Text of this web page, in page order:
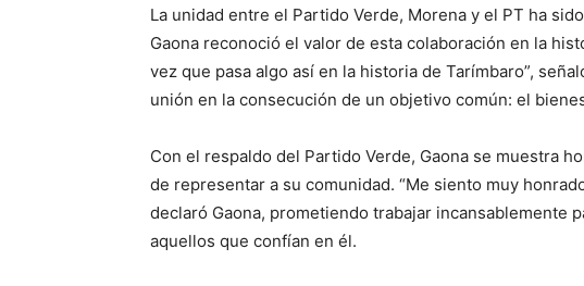
La unidad entre el Partido Verde, Morena y el PT ha
Gaona reconoció el valor de esta colaboración en la
vez que pasa algo así en la historia de Tarímbaro”,
unión en la consecución de un objetivo común: el
Con el respaldo del Partido Verde, Gaona se muestra
de representar a su comunidad. “Me siento muy
declaró Gaona, prometiendo trabajar incansablemente
aquellos que confían en él.